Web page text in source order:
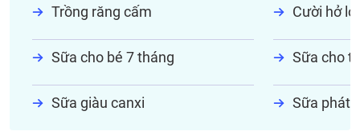
Trồng răng cấm Cười hở lợi
Sữa cho bé 7 tháng Sữa cho
Sữa giàu canxi Sữa phát